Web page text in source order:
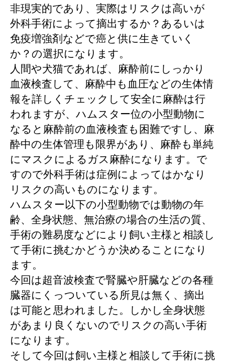
非現実的であり、実際はリスクは高いが
外科手術によって摘出するか？あるいは
免疫増強剤などで癌と供に生きていく
か？の選択になります。
人間や犬猫であれば、麻酔前にしっかり
血液検査して、麻酔中も血圧などの生体情
報を詳しくチェックして安全に麻酔は行
われますが、ハムスター位の小型動物に
なると麻酔前の血液検査も困難ですし、麻
酔中の生体管理も限界があり、麻酔も単純
にマスクによるガス麻酔になります。で
すので外科手術は症例によってはかなり
リスクの高いものになります。
ハムスター以下の小型動物では動物の年
齢、全身状態、無治療の場合の生活の質、
手術の難易度などにより飼い主様と相談し
て手術に挑むかどうか決めることになり
ます。
今回は超音波検査で腎臓や肝臓などの各種
臓器にくっついている所見は無く、摘出
は可能と思われました。しかし全身状態
があまり良くないのでリスクの高い手術
になります。
そして今回は飼い主様と相談して手術に挑